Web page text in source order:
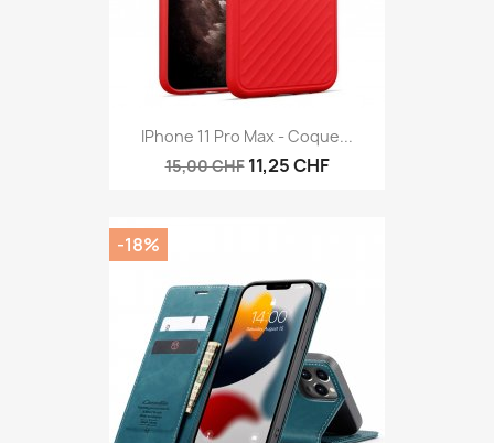
IPhone 11 Pro Max - Coque...
15,00 CHF 11,25 CHF
-18%